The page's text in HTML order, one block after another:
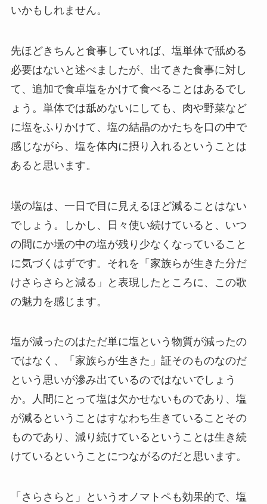
いかもしれません。
先ほどきちんと食事していれば、塩単体で舐める
必要はないと述べましたが、出てきた食事に対し
て、追加で食卓塩をかけて食べることはあるでし
ょう。単体では舐めないにしても、肉や野菜など
に塩をふりかけて、塩の結晶のかたちを口の中で
感じながら、塩を体内に摂り入れるということは
あると思います。
壜の塩は、一日で目に見えるほど減ることはない
でしょう。しかし、日々使い続けていると、いつ
の間にか壜の中の塩が残り少なくなっていること
に気づくはずです。それを「家族らが生きた分だ
けさらさらと減る」と表現したところに、この歌
の魅力を感じます。
塩が減ったのはただ単に塩という物質が減ったの
ではなく、「家族らが生きた」証そのものなのだ
という思いが滲み出ているのではないでしょう
か。人間にとって塩は欠かせないものであり、塩
が減るということはすなわち生きていることその
ものであり、減り続けているということは生き続
けているということにつながるのだと思います。
「さらさらと」というオノマトペも効果的で、塩